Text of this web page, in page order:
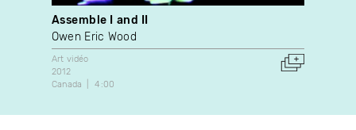
Assemble I and II
Owen Eric Wood
Art vidéo
2012
Canada
4:00